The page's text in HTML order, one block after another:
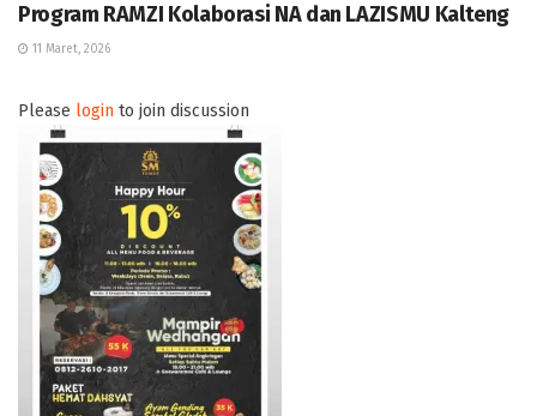
Program RAMZI Kolaborasi NA dan LAZISMU Kalteng
11 Maret, 2026
Please login to join discussion